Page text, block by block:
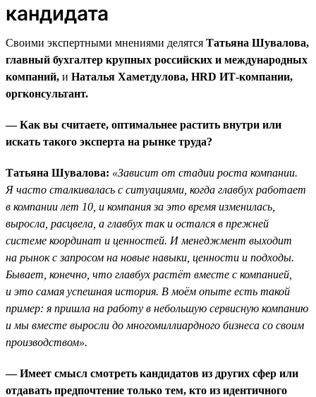
кандидата
Своими экспертными мнениями делятся Татьяна Шувалова,
главный бухгалтер крупных российских и международных
компаний, и Наталья Хаметдулова, HRD ИТ-компании,
оргконсультант.
— Как вы считаете, оптимальнее растить внутри или
искать такого эксперта на рынке труда?
Татьяна Шувалова: «Зависит от стадии роста компании.
Я часто сталкивалась с ситуациями, когда главбух работает
в компании лет 10, и компания за это время изменилась,
выросла, расцвела, а главбух так и остался в прежней
системе координат и ценностей. И менеджмент выходит
на рынок с запросом на новые навыки, ценности и подходы.
Бывает, конечно, что главбух растёт вместе с компанией,
и это самая успешная история. В моём опыте есть такой
пример: я пришла на работу в небольшую сервисную компанию
и мы вместе выросли до многомиллиардного бизнеса со своим
производством».
— Имеет смысл смотреть кандидатов из других сфер или
отдавать предпочтение только тем, кто из идентичного